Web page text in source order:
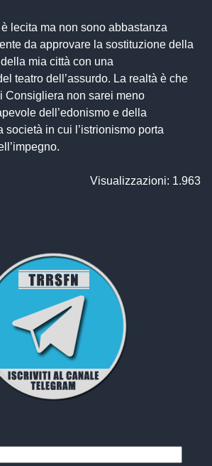
lecita ma non sono abbastanza
da approvare la sostituzione della
mia città con una
teatro dell’assurdo. La realtà è che
Consigliera non sarei meno
dell’edonismo e della
società in cui l’istrionismo porta
Visualizzazioni: 1.963